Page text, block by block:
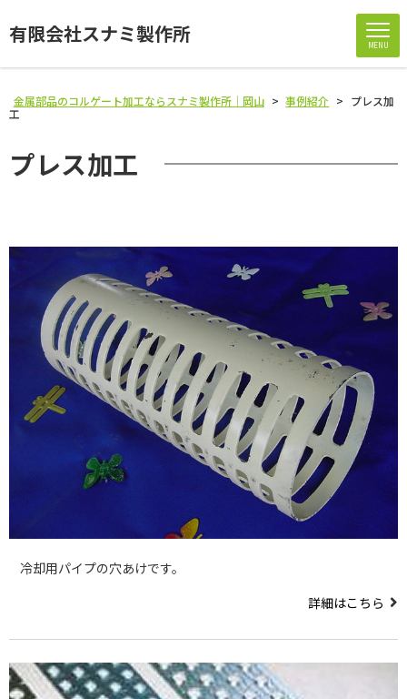
有限会社スナミ製作所 MENU
金属部品のコルゲート加工ならスナミ製作所｜岡山 > 事例紹介 > プレス加
工
プレス加工
冷却用パイプの穴あけです。
詳細はこちら